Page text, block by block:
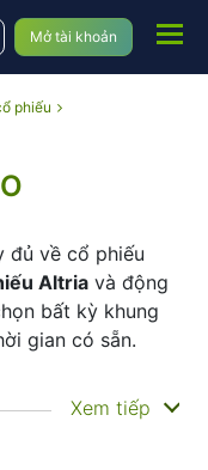
Mở tài khoản
phiếu
đủ về cổ phiếu
Altria và động
bất kỳ khung
gian có sẵn.
và kết thúc của
Xem tiếp